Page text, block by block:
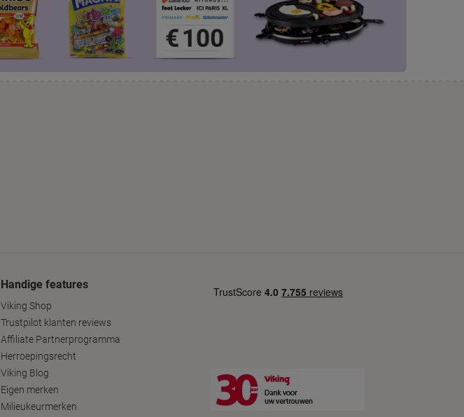
Handige features
Viking Shop
Trustpilot klanten reviews
Affiliate Partnerprogramma
Herroepingsrecht
Viking Blog
Eigen merken
Milieukeurmerken